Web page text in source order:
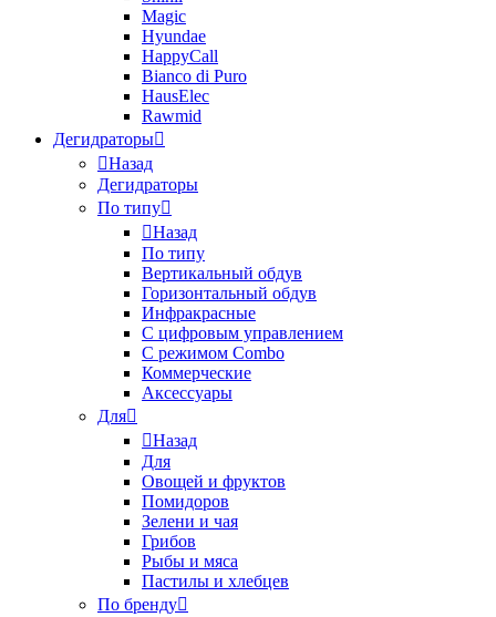
Magic
Hyundae
HappyCall
Bianco di Puro
HausElec
Rawmid
Дегидраторы
Назад
Дегидраторы
По типу
Назад
По типу
Вертикальный обдув
Горизонтальный обдув
Инфракрасные
С цифровым управлением
С режимом Combo
Коммерческие
Аксессуары
Для
Назад
Для
Овощей и фруктов
Помидоров
Зелени и чая
Грибов
Рыбы и мяса
Пастилы и хлебцев
По бренду